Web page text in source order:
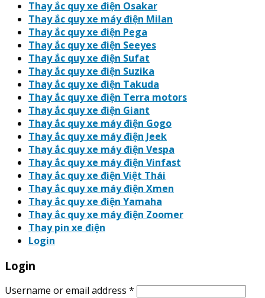
Thay ắc quy xe điện Osakar
Thay ắc quy xe máy điện Milan
Thay ắc quy xe điện Pega
Thay ắc quy xe điện Seeyes
Thay ắc quy xe điện Sufat
Thay ắc quy xe điện Suzika
Thay ắc quy xe điện Takuda
Thay ắc quy xe điện Terra motors
Thay ắc quy xe điện Giant
Thay ắc quy xe máy điện Gogo
Thay ắc quy xe máy điện Jeek
Thay ắc quy xe máy điện Vespa
Thay ắc quy xe máy điện Vinfast
Thay ắc quy xe điện Việt Thái
Thay ắc quy xe máy điện Xmen
Thay ắc quy xe điện Yamaha
Thay ắc quy xe máy điện Zoomer
Thay pin xe điện
Login
Login
Username or email address *